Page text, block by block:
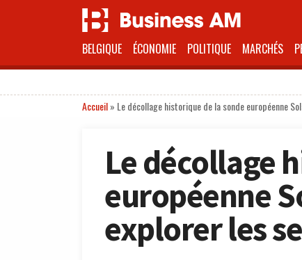
BELGIQUE ÉCONOMIE POLITIQUE MARCHÉS
Accueil» Le décollage historique de la sonde européenne
Le décollage
européenne
explorer les